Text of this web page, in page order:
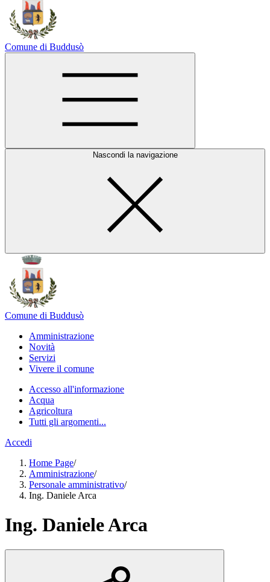
Comune di Buddusò
Nascondi la navigazione
Comune di Buddusò
Amministrazione
Novità
Servizi
Vivere il comune
Accesso all'informazione
Acqua
Agricoltura
Tutti gli argomenti...
Accedi
Home Page/
Amministrazione/
Personale amministrativo/
Ing. Daniele Arca
Ing. Daniele Arca